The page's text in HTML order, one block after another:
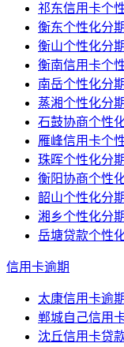
祁东信用卡个
衡东个性化分
衡山个性化分
衡南信用卡个
南岳个性化分
蒸湘个性化分
石鼓协商个性
雁峰信用卡个
珠晖个性化分
衡阳协商个性
韶山个性化分
湘乡个性化分
岳塘贷款个性
信用卡逾期
太康信用卡逾
郸城自己信用
沈丘信用卡贷